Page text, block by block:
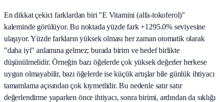
En dikkat çekici farklardan biri "E Vitamini (alfa-tokoferol)"
kaleminde görülüyor. Bu noktada yüzde fark +1295.0% seviyesine
ulaşıyor. Yüzde farkların yüksek olması her zaman otomatik olarak
"daha iyi" anlamına gelmez; burada birim ve hedef birlikte
düşünülmelidir. Örneğin bazı öğelerde çok yüksek değerler herkese
uygun olmayabilir, bazı öğelerde ise küçük artışlar bile günlük ihtiyacı
tamamlama açısından çok kıymetlidir. Bu nedenle satır satır
değerlendirme yaparken önce ihtiyacı, sonra birimi, ardından da sıklığı